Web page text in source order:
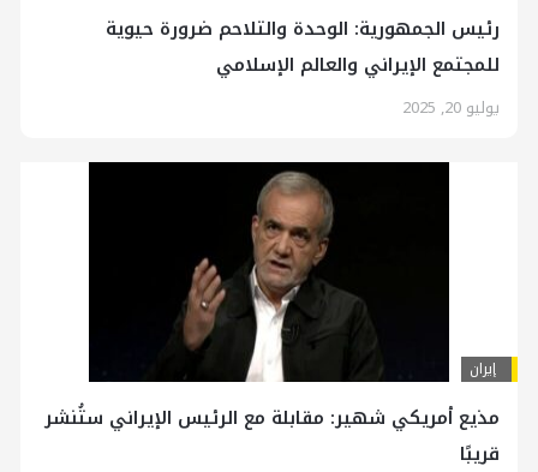
رئيس الجمهورية: الوحدة والتلاحم ضرورة حيوية
للمجتمع الإيراني والعالم الإسلامي
يوليو 20, 2025
إيران
مذيع أمريكي شهير: مقابلة مع الرئيس الإيراني ستُنشر
قريبًا